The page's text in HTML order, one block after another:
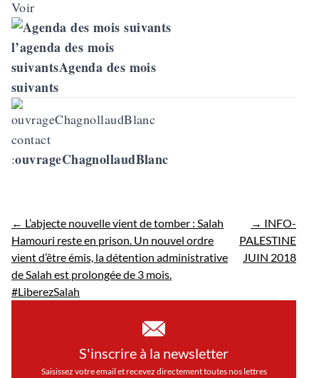
Voir
l’agenda des mois
suivantsAgenda des mois
suivants
contact
:ouvrageChagnollaudBlanc
← L’abjecte nouvelle vient de tomber : Salah
Hamouri reste en prison. Un nouvel ordre
vient d’être émis, la détention administrative
de Salah est prolongée de 3 mois.
#LiberezSalah
→ INFO-
PALESTINE
JUIN 2018
S'inscrire à la newsletter
Saisissez votre email et recevez directement toutes nos lettres